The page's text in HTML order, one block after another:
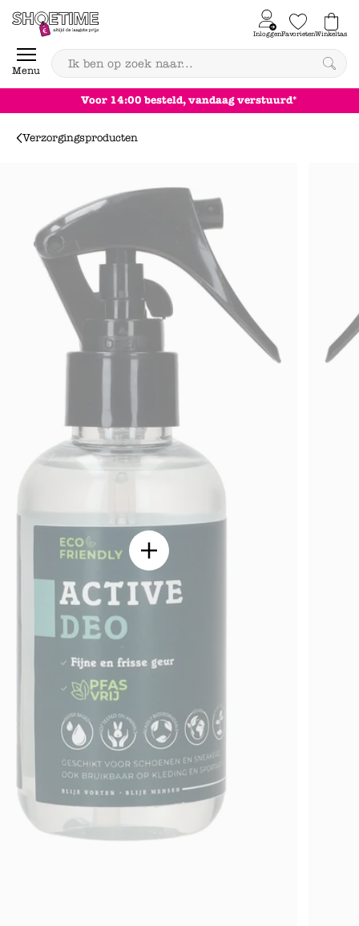
Skip to content
Menu
InloggenFavorietenWinkeltas
0
Voor 14:00 besteld, vandaag verstuurd*
Verzorgingsproducten